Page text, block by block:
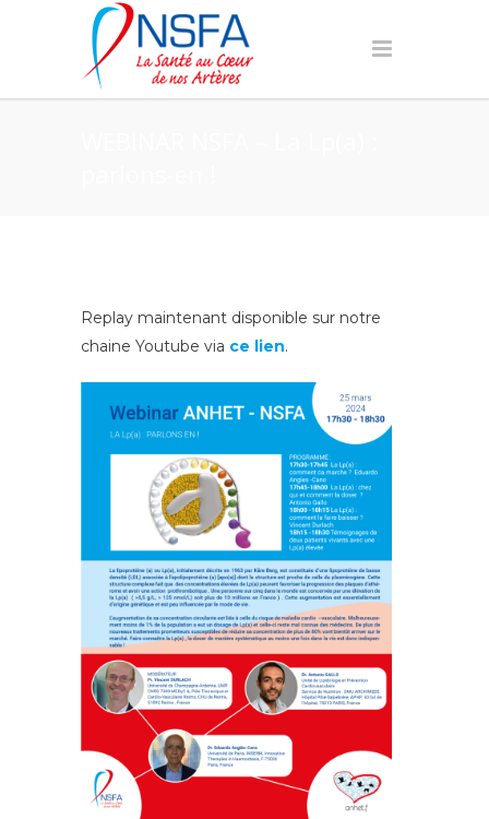
Replay maintenant disponible sur notre
chaine Youtube via ce lien.